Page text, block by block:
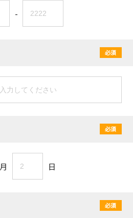
-
必須
必須
月 日
必須